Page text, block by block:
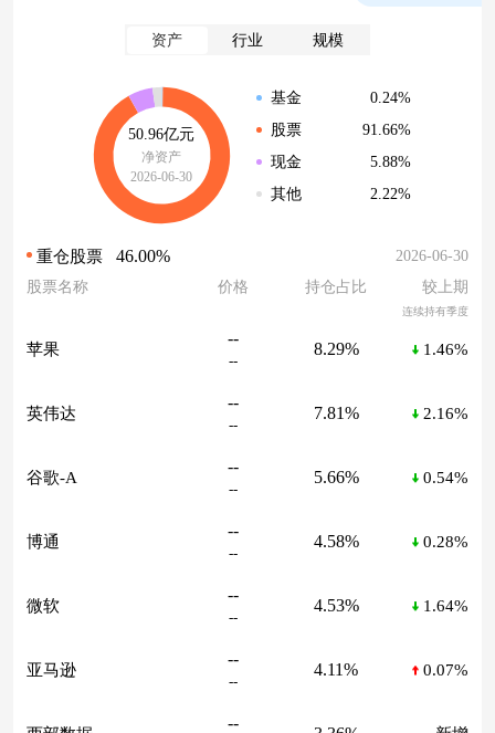
资产 行业 规模
50.96亿元
净资产
2026-06-30
基金
0.24%
股票
91.66%
现金
5.88%
其他
2.22%
重仓股票 46.00%
2026-06-30
股票名称
价格 持仓占比 较上期
连续持有季度
苹果
--
--
8.29% 1.46%
英伟达
--
--
7.81% 2.16%
谷歌-A
--
--
5.66% 0.54%
博通
--
--
4.58% 0.28%
微软
--
--
4.53% 1.64%
亚马逊
--
--
4.11% 0.07%
--